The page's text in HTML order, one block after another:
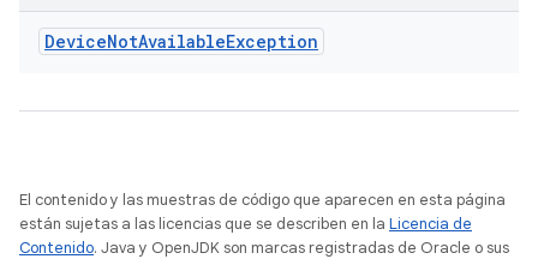
DeviceNotAvailableException
El contenido y las muestras de código que aparecen en esta página
están sujetas a las licencias que se describen en la Licencia de
Contenido. Java y OpenJDK son marcas registradas de Oracle o sus